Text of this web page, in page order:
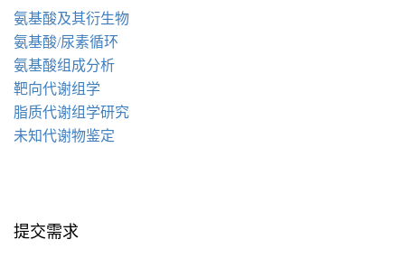
氨基酸及其衍生物
氨基酸/尿素循环
氨基酸组成分析
靶向代谢组学
脂质代谢组学研究
未知代谢物鉴定
提交需求